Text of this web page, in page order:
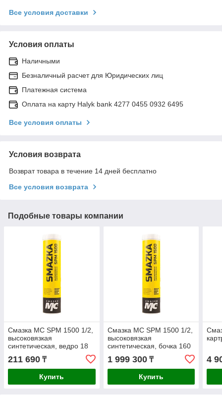
Все условия доставки
Условия оплаты
Наличными
Безналичный расчет для Юридических лиц
Платежная система
Оплата на карту Halyk bank 4277 0455 0932 6495
Все условия оплаты
Условия возврата
Возврат товара в течение 14 дней бесплатно
Все условия возврата
Подобные товары компании
Смазка МС SPM 1500 1/2,
высоковязкая
синтетическая, ведро 18
211 690 ₸
Купить
Смазка МС SPM 1500 1/2,
высоковязкая
синтетическая, бочка 160
1 999 300₸
Купить
4